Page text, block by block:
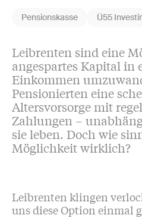
Pensionskasse Ü55
Leibrenten sind eine
angespartes Kapital in
Einkommen
Pensionierten eine
Altersvorsorge mit
Zahlungen –
sie leben. Doch wie
Möglichkeit wirklich?
Leibrenten klingen
uns diese Option einmal